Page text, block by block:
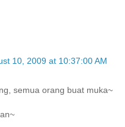
10, 2009 at 10:37:00 AM
semua orang buat muka~